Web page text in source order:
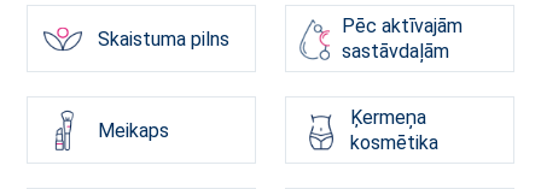
Skaistuma pilns
Pēc aktīvajām
sastāvdaļām
Meikaps
Ķermeņa
kosmētika